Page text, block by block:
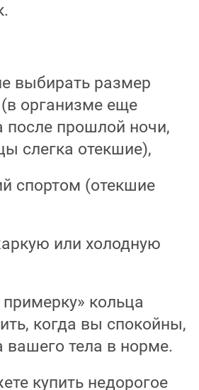
выбирать размер
организме еще
после прошлой ночи,
слегка отекшие),
спортом (отекшие
или холодную
кольца
когда вы спокойны,
вашего тела в норме.
купить недорогое